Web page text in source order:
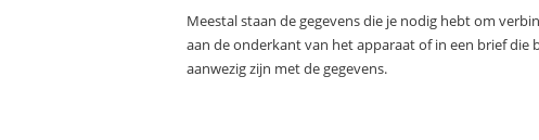
Meestal staan de gegevens die je nodig hebt om
aan de onderkant van het apparaat of in een brief die
aanwezig zijn met de gegevens.